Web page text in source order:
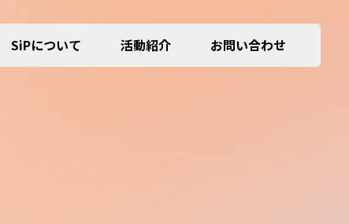
SiPについて 活動紹介 お問い合わせ